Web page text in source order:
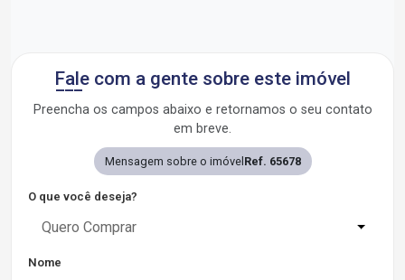
Fale com a gente sobre este imóvel
Preencha os campos abaixo e retornamos o seu contato
em breve.
Mensagem sobre o imóvel Ref. 65678
O que você deseja?
Quero Comprar
Nome